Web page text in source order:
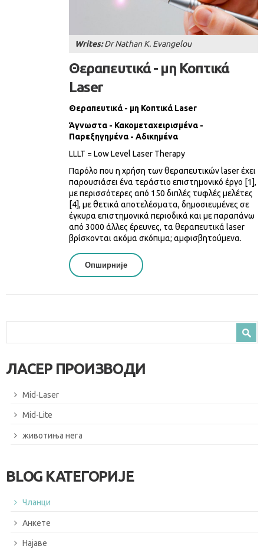
Writes:Dr Nathan K. Evangelou
Θεραπευτικά - μη Κοπτικά
Laser
Θεραπευτικά - μη Κοπτικά Laser
Άγνωστα - Κακομεταχειρισμένα -
Παρεξηγημένα - Αδικημένα
LLLT = Low Level Laser Therapy
Παρόλο που η χρήση των θεραπευτικών laser έχει
παρουσιάσει ένα τεράστιο επιστημονικό έργο [1],
με περισσότερες από 150 διπλές τυφλές μελέτες
[4], με θετικά αποτελέσματα, δημοσιευμένες σε
έγκυρα επιστημονικά περιοδικά και με παραπάνω
από 3000 άλλες έρευνες, τα θεραπευτικά laser
βρίσκονται ακόμα σκόπιμα; αμφισβητούμενα.
Опширније About Θεραπευτικά - Μη Κοπτικά
Laser
ЛАСЕР ПРОИЗВОДИ
Mid-Laser
Mid-Lite
животиња нега
BLOG КАТЕГОРИЈЕ
Чланци
Анкете
Најаве